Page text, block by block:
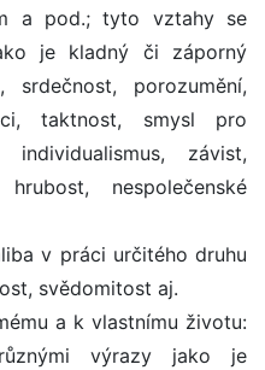
a pod.; tyto vztahy se
je kladný či záporný
porozumění,
taktnost, smysl pro
závist,
nespolečenské
v práci určitého druhu
svědomitost aj.
a k vlastnímu životu:
výrazy jako je